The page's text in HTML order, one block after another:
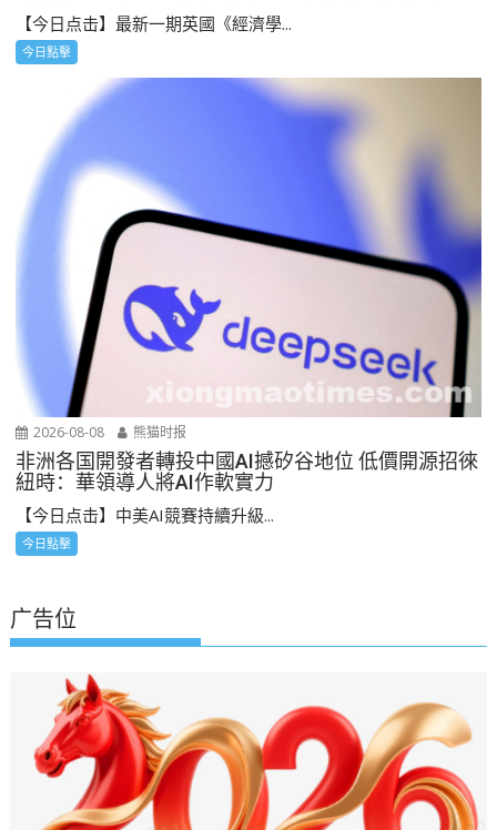
【今日点击】最新一期英國《經濟學...
今日點擊
2026-08-08 熊猫时报
非洲各国開發者轉投中國AI撼矽谷地位 低價開源招徠
紐時：華領導人將AI作軟實力
【今日点击】中美AI競賽持續升級...
今日點擊
广告位